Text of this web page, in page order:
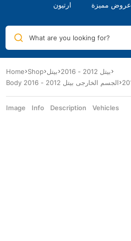
ارتيون عروض مميزة
What are you looking for?
Home Shop بيتل
بيتل 2012 - 2016
Body الجسم الخارجى بيتل 2012 - 2016
Image Info Description Vehicles